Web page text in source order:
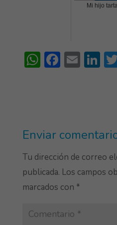
Mi hijo
W
p
p
F
ok
E Li
Enviar
Tu dirección de correo
publicada. Los campos
marcados con *